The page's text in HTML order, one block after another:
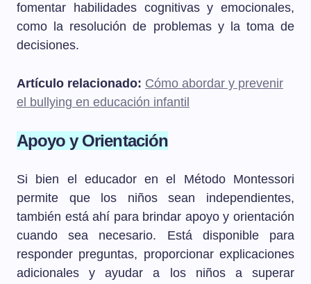
fomentar habilidades cognitivas y emocionales,
como la resolución de problemas y la toma de
decisiones.
Artículo relacionado: Cómo abordar y prevenir
el bullying en educación infantil
Apoyo y Orientación
Si bien el educador en el Método Montessori
permite que los niños sean independientes,
también está ahí para brindar apoyo y orientación
cuando sea necesario. Está disponible para
responder preguntas, proporcionar explicaciones
adicionales y ayudar a los niños a superar